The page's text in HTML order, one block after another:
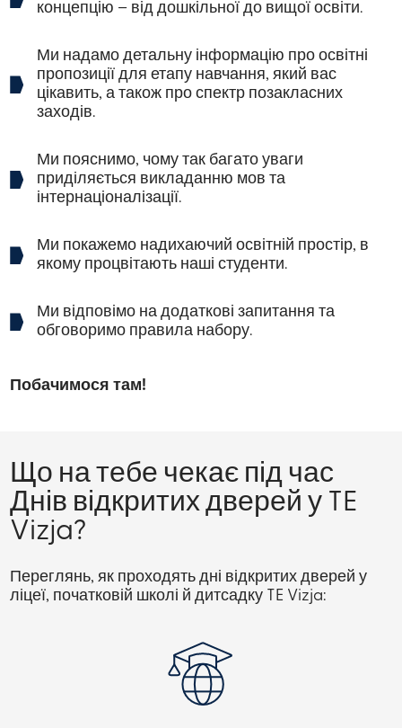
концепцію – від дошкільної до вищої освіти.
Ми надамо детальну інформацію про освітні
пропозиції для етапу навчання, який вас
цікавить, а також про спектр позакласних
заходів.
Ми пояснимо, чому так багато уваги
приділяється викладанню мов та
інтернаціоналізації.
Ми покажемо надихаючий освітній простір, в
якому процвітають наші студенти.
Ми відповімо на додаткові запитання та
обговоримо правила набору.
Побачимося там!
Що на тебе чекає під час
Днів відкритих дверей у TE
Vizja?
Переглянь, як проходятьдні відкритих дверей у
ліцеї, початковій школі й дитсадку TE Vizja: